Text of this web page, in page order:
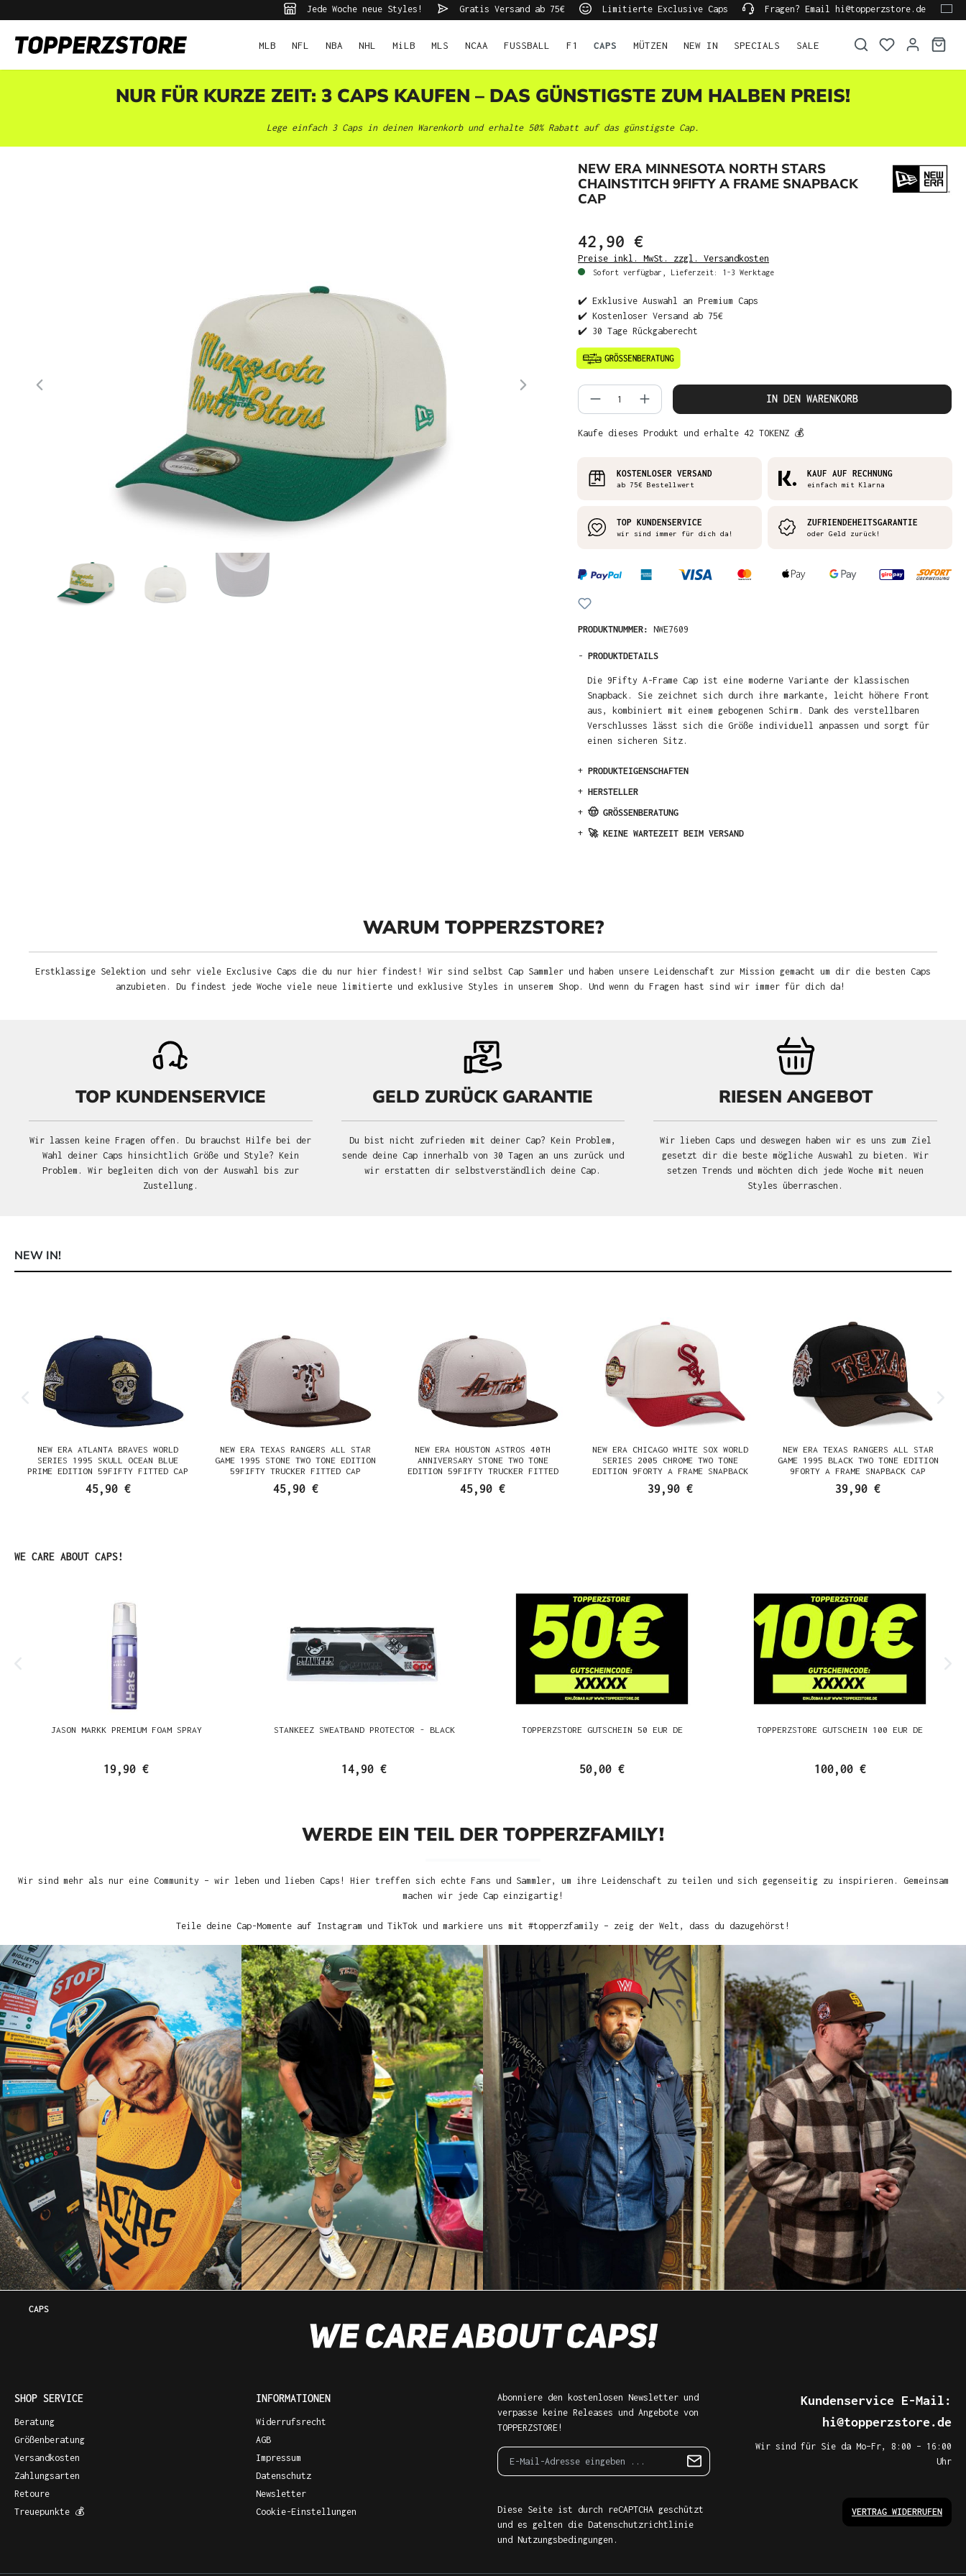
Jede Woche neue Styles! Gratis Versand ab 75€ Limitierte Exclusive Caps Fragen? Email hi@topperzstore.de
MLB NFL NBA NHL MiLB MLS NCAA FUSSBALL F1 CAPS MÜTZEN NEW IN SPECIALS SALE
NUR FÜR KURZE ZEIT: 3 CAPS KAUFEN – DAS GÜNSTIGSTE ZUM HALBEN PREIS!
Lege einfach 3 Caps in deinen Warenkorb und erhalte 50% Rabatt auf das günstigste Cap.
NEW ERA MINNESOTA NORTH STARS
CHAINSTITCH 9FIFTY A FRAME SNAPBACK
CAP
42,90 €
Preise inkl. MwSt. zzgl. Versandkosten
Sofort verfügbar, Lieferzeit: 1-3 Werktage
✔️ Exklusive Auswahl an Premium Caps
✔️ Kostenloser Versand ab 75€
✔️ 30 Tage Rückgaberecht
Produkt Anzahl: Gib den gewünschten Wert
IN DEN WARENKORB
Kaufe dieses Produkt und erhalte 42 TOKENZ 💰
KOSTENLOSER VERSAND
ab 75€ Bestellwert
KAUF AUF RECHNUNG
einfach mit Klarna
TOP KUNDENSERVICE
wir sind immer für dich da!
ZUFRIENDEHEITSGARANTIE
oder Geld zurück!
PRODUKTNUMMER: NWE7609
- PRODUKTDETAILS
Die 9Fifty A-Frame Cap ist eine moderne Variante der klassischen
Snapback. Sie zeichnet sich durch ihre markante, leicht höhere Front
aus, kombiniert mit einem gebogenen Schirm. Dank des verstellbaren
Verschlusses lässt sich die Größe individuell anpassen und sorgt für
einen sicheren Sitz.
+ PRODUKTEIGENSCHAFTEN
+ HERSTELLER
+ 🤠 GRÖSSENBERATUNG
+ 🚀 KEINE WARTEZEIT BEIM VERSAND
WARUM TOPPERZSTORE?
Erstklassige Selektion und sehr viele Exclusive Caps die du nur hier findest! Wir sind selbst Cap Sammler und haben unsere Leidenschaft zur Mission gemacht um dir die besten Caps
anzubieten. Du findest jede Woche viele neue limitierte und exklusive Styles in unserem Shop. Und wenn du Fragen hast sind wir immer für dich da!
TOP KUNDENSERVICE
Wir lassen keine Fragen offen. Du brauchst Hilfe bei der
Wahl deiner Caps hinsichtlich Größe und Style? Kein
Problem. Wir begleiten dich von der Auswahl bis zur
Zustellung.
GELD ZURÜCK GARANTIE
Du bist nicht zufrieden mit deiner Cap? Kein Problem,
sende deine Cap innerhalb von 30 Tagen an uns zurück und
wir erstatten dir selbstverständlich deine Cap.
RIESEN ANGEBOT
Wir lieben Caps und deswegen haben wir es uns zum Ziel
gesetzt dir die beste mögliche Auswahl zu bieten. Wir
setzen Trends und möchten dich jede Woche mit neuen
Styles überraschen.
NEW IN!
NEW ERA ATLANTA BRAVES WORLD
SERIES 1995 SKULL OCEAN BLUE
PRIME EDITION 59FIFTY FITTED CAP
45,90 €
NEW ERA TEXAS RANGERS ALL STAR
GAME 1995 STONE TWO TONE EDITION
59FIFTY TRUCKER FITTED CAP
45,90 €
NEW ERA HOUSTON ASTROS 40TH
ANNIVERSARY STONE TWO TONE
EDITION 59FIFTY TRUCKER FITTED
CAP
45,90 €
NEW ERA CHICAGO WHITE SOX WORLD
SERIES 2005 CHROME TWO TONE
EDITION 9FORTY A FRAME SNAPBACK
CAP
39,90 €
NEW ERA TEXAS RANGERS ALL STAR
GAME 1995 BLACK TWO TONE EDITION
9FORTY A FRAME SNAPBACK CAP
39,90 €
Produktgalerie überspringen
WE CARE ABOUT CAPS!
JASON MARKK PREMIUM FOAM SPRAY
19,90 €
STANKEEZ SWEATBAND PROTECTOR - BLACK
14,90 €
TOPPERZSTORE GUTSCHEIN 50 EUR DE
50,00 €
TOPPERZSTORE GUTSCHEIN 100 EUR DE
100,00 €
WERDE EIN TEIL DER TOPPERZFAMILY!
Wir sind mehr als nur eine Community – wir leben und lieben Caps! Hier treffen sich echte Fans und Sammler, um ihre Leidenschaft zu teilen und sich gegenseitig zu inspirieren. Gemeinsam
machen wir jede Cap einzigartig!
Teile deine Cap-Momente auf Instagram und TikTok und markiere uns mit #topperzfamily – zeig der Welt, dass du dazugehörst!
CAPS
SHOP SERVICE
Beratung
Größenberatung
Versandkosten
Zahlungsarten
Retoure
Treuepunkte 💰
INFORMATIONEN
Widerrufsrecht
AGB
Impressum
Datenschutz
Newsletter
Cookie-Einstellungen
Abonniere den kostenlosen Newsletter und
verpasse keine Releases und Angebote von
TOPPERZSTORE!
Diese Seite ist durch reCAPTCHA geschützt
und es gelten die Datenschutzrichtlinie
und Nutzungsbedingungen .
Kundenservice E-Mail:
hi@topperzstore.de
Wir sind für Sie da Mo–Fr, 8:00 – 16:00
Uhr
VERTRAG WIDERRUFEN